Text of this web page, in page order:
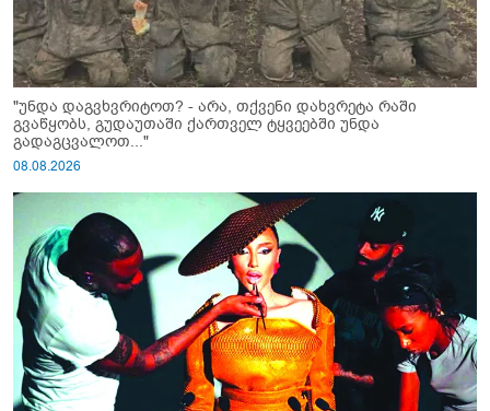
"უნდა დაგვხვრიტოთ? - არა, თქვენი დახვრეტა რაში
გვაწყობს, გუდაუთაში ქართველ ტყვეებში უნდა
გადაგცვალოთ..."
08.08.2026